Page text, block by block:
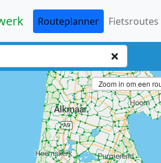
Routeplanner Fietsroutes
Zoom in om een